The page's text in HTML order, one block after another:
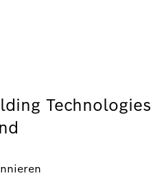
Technologies